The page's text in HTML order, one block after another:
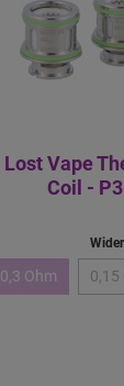
Lost Vape
Coil -
0,3 Ohm 0,15